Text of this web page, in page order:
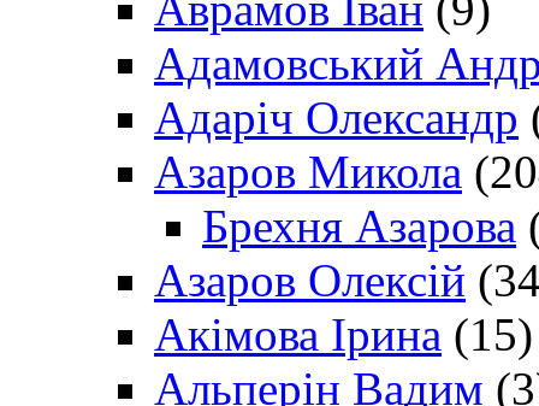
Адамовський
Адаріч Олександр
Азаров Микола
Брехня Азарова
Азаров Олексій
Акімова Ірина (15)
Альперін Вадим